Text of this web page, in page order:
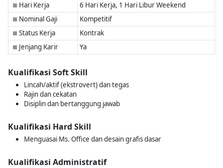
■ Hari Kerja 6 Hari Kerja, 1 Hari Libur Weekend
■ Nominal Gaji Kompetitif
■ Status Kerja Kontrak
■ Jenjang Karir Ya
Kualifikasi Soft Skill
Lincah/aktif (ekstrovert) dan tegas
Rajin dan cekatan
Disiplin dan bertanggung jawab
Kualifikasi Hard Skill
Menguasai Ms. Office dan desain grafis dasar
Kualifikasi Administratif